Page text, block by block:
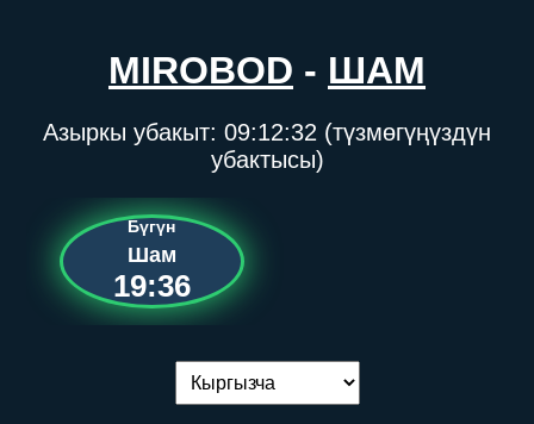
MIROBOD - ШАМ
Азыркы убакыт: 09:12:32 (түзмөгүңүздүн
убактысы)
Бүгүн
Шам
19:36
Тилди алмаштыруу: